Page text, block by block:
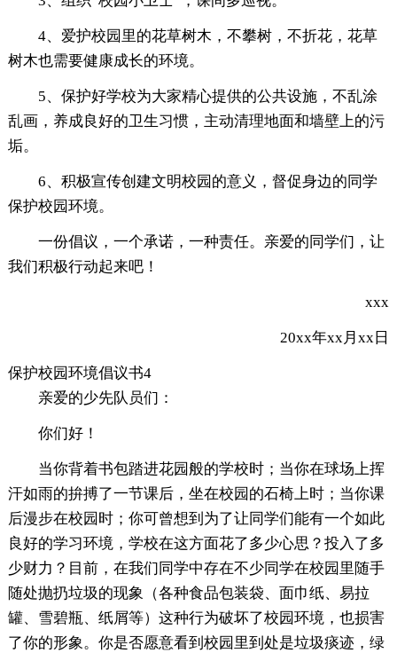
4、爱护校园里的花草树木，不攀树，不折花，花草
树木也需要健康成长的环境。
5、保护好学校为大家精心提供的公共设施，不乱涂
乱画，养成良好的卫生习惯，主动清理地面和墙壁上的污
垢。
6、积极宣传创建文明校园的意义，督促身边的同学
保护校园环境。
一份倡议，一个承诺，一种责任。亲爱的同学们，让
我们积极行动起来吧！
xxx
20xx年xx月xx日
保护校园环境倡议书4
亲爱的少先队员们：
你们好！
当你背着书包踏进花园般的学校时；当你在球场上挥
汗如雨的拚搏了一节课后，坐在校园的石椅上时；当你课
后漫步在校园时；你可曾想到为了让同学们能有一个如此
良好的学习环境，学校在这方面花了多少心思？投入了多
少财力？目前，在我们同学中存在不少同学在校园里随手
随处抛扔垃圾的现象（各种食品包装袋、面巾纸、易拉
罐、雪碧瓶、纸屑等）这种行为破坏了校园环境，也损害
了你的形象。你是否愿意看到校园里到处是垃圾痰迹，绿